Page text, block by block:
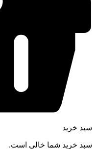
سبد خرید
سبد خرید شما خالی است.